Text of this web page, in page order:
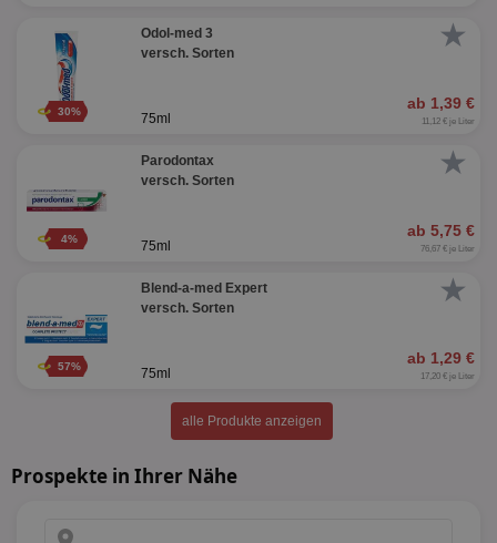
★
30%
Odol-med 3
versch. Sorten
ab 1,39 €
75ml 11,12 € je Liter
★
4%
Parodontax
versch. Sorten
ab 5,75 €
75ml 76,67 € je Liter
★
57%
Blend-a-med Expert
versch. Sorten
ab 1,29 €
75ml 17,20 € je Liter
alle Produkte anzeigen
Prospekte in Ihrer Nähe